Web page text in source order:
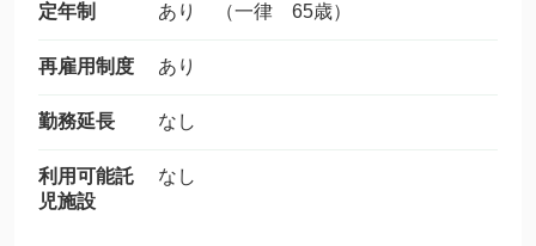
定年制 あり （一律 65歳）
再雇用制度 あり
勤務延長 なし
利用可能託
児施設
なし